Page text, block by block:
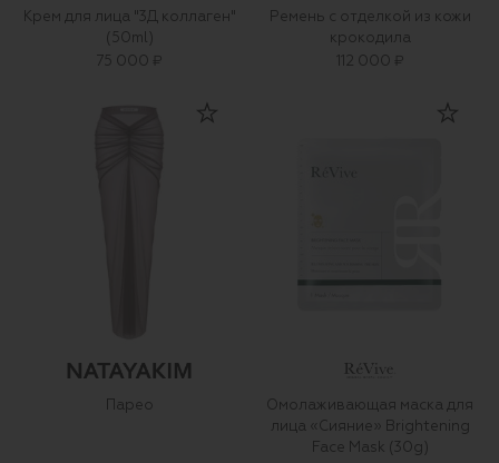
Крем для лица "3Д коллаген"
(50ml)
75 000 ₽
Ремень с отделкой из кожи
крокодила
112 000 ₽
Парео
Омолаживающая маска для
лица «Сияние» Brightening
Face Mask (30g)